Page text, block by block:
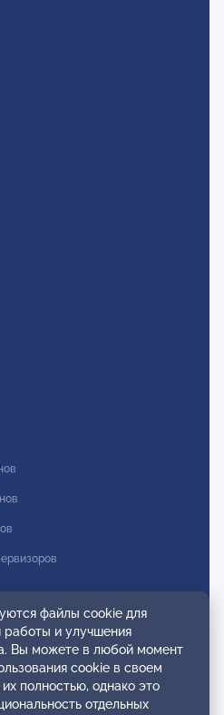
продуктов
файлы cookie для
работы и улучшения
Вы можете в любой момент
cookie в своем
полностью, однако это
отдельных